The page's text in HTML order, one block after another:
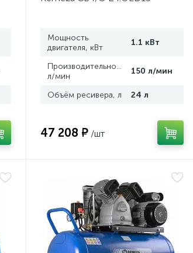
Мощность
двигателя, кВт
1.1 кВт
Производительность,
л/мин
150 л/мин
Объём ресивера, л 24 л
47 208 ₽ /шт